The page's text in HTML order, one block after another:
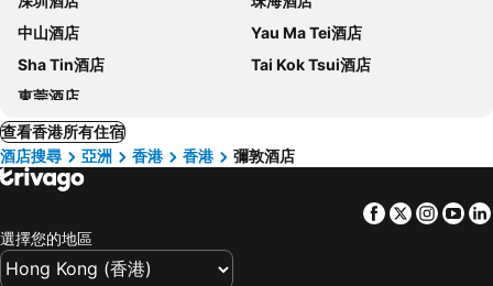
中山酒店
Yau Ma Tei酒店
Sha Tin酒店
Tai Kok Tsui酒店
東莞酒店
查看香港所有住宿
酒店搜尋
亞洲 香港 香港 彌敦酒店
Facebook
Twitter
選擇您的地區